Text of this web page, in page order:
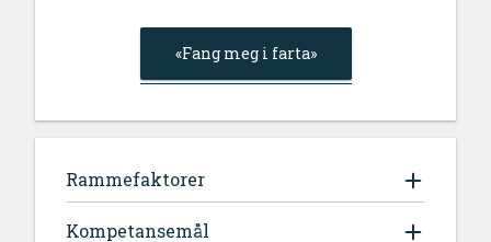
«Fang meg i farta»
Rammefaktorer
Kompetansemål